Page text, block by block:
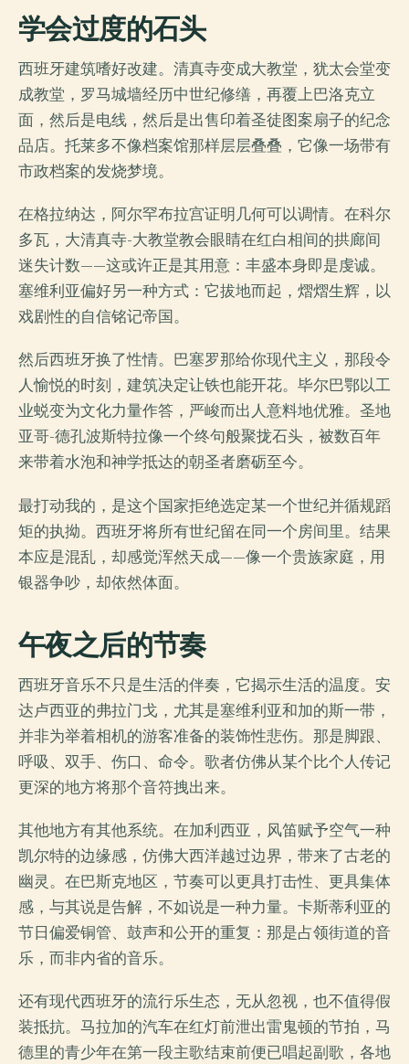
学会过度的石头
西班牙建筑嗜好改建。清真寺变成大教堂，犹太会堂变
成教堂，罗马城墙经历中世纪修缮，再覆上巴洛克立
面，然后是电线，然后是出售印着圣徒图案扇子的纪念
品店。托莱多不像档案馆那样层层叠叠，它像一场带有
市政档案的发烧梦境。
在格拉纳达，阿尔罕布拉宫证明几何可以调情。在科尔
多瓦，大清真寺-大教堂教会眼睛在红白相间的拱廊间
迷失计数——这或许正是其用意：丰盛本身即是虔诚。
塞维利亚偏好另一种方式：它拔地而起，熠熠生辉，以
戏剧性的自信铭记帝国。
然后西班牙换了性情。巴塞罗那给你现代主义，那段令
人愉悦的时刻，建筑决定让铁也能开花。毕尔巴鄂以工
业蜕变为文化力量作答，严峻而出人意料地优雅。圣地
亚哥-德孔波斯特拉像一个终句般聚拢石头，被数百年
来带着水泡和神学抵达的朝圣者磨砺至今。
最打动我的，是这个国家拒绝选定某一个世纪并循规蹈
矩的执拗。西班牙将所有世纪留在同一个房间里。结果
本应是混乱，却感觉浑然天成——像一个贵族家庭，用
银器争吵，却依然体面。
午夜之后的节奏
西班牙音乐不只是生活的伴奏，它揭示生活的温度。安
达卢西亚的弗拉门戈，尤其是塞维利亚和加的斯一带，
并非为举着相机的游客准备的装饰性悲伤。那是脚跟、
呼吸、双手、伤口、命令。歌者仿佛从某个比个人传记
更深的地方将那个音符拽出来。
其他地方有其他系统。在加利西亚，风笛赋予空气一种
凯尔特的边缘感，仿佛大西洋越过边界，带来了古老的
幽灵。在巴斯克地区，节奏可以更具打击性、更具集体
感，与其说是告解，不如说是一种力量。卡斯蒂利亚的
节日偏爱铜管、鼓声和公开的重复：那是占领街道的音
乐，而非内省的音乐。
还有现代西班牙的流行乐生态，无从忽视，也不值得假
装抵抗。马拉加的汽车在红灯前泄出雷鬼顿的节拍，马
德里的青少年在第一段主歌结束前便已唱起副歌，各地